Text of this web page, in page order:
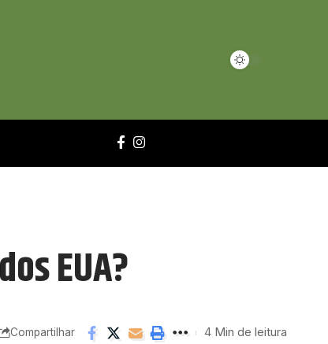
EUA?
Compartilhar 4 Min de leitura